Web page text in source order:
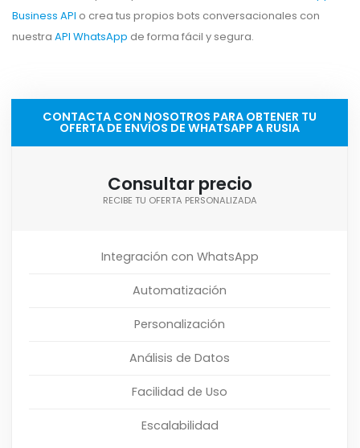
Business API o crea tus propios bots conversacionales con
nuestra API WhatsApp de forma fácil y segura.
CONTACTA CON NOSOTROS PARA OBTENER TU
OFERTA DE ENVÍOS DE WHATSAPP A RUSIA
Consultar precio
RECIBE TU OFERTA PERSONALIZADA
Integración con WhatsApp
Automatización
Personalización
Análisis de Datos
Facilidad de Uso
Escalabilidad